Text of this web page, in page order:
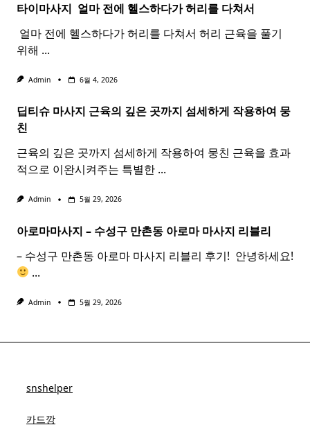
타이마사지 ​ 얼마 전에 헬스하다가 허리를 다쳐서
​ 얼마 전에 헬스하다가 허리를 다쳐서 허리 근육을 풀기
위해 ...
Admin 6월 4, 2026
딥티슈 마사지 근육의 깊은 곳까지 섬세하게 작용하여 뭉
친
근육의 깊은 곳까지 섬세하게 작용하여 뭉친 근육을 효과
적으로 이완시켜주는 특별한 ...
Admin 5월 29, 2026
아로마마사지 – 수성구 만촌동 아로마 마사지 리블리
– 수성구 만촌동 아로마 마사지 리블리 후기! ​ 안녕하세요!
...
Admin 5월 29, 2026
snshelper
카드깡